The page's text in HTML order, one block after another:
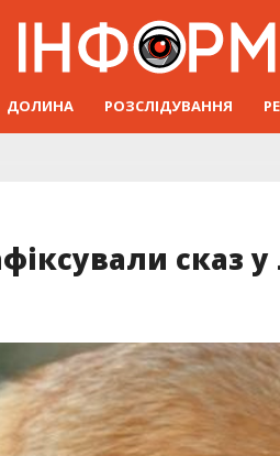
ДОЛИНА РОЗСЛІДУВАННЯ
сказ